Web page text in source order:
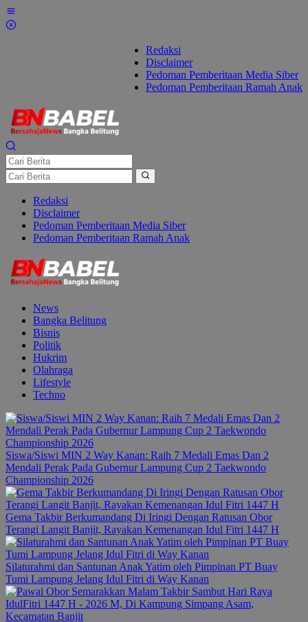
Lewati
ke
Redaksi
Disclaimer
Pedoman Pemberitaan Media Siber
Pedoman Pemberitaan Ramah Anak
Redaksi
Disclaimer
Pedoman Pemberitaan Media Siber
Pedoman Pemberitaan Ramah Anak
News
Bangka Belitung
Bisnis
Politik
Hukrim
Olahraga
Lifestyle
Techno
Siswa/Siswi MIN 2 Way Kanan: Raih 7 Medali Emas Dan 2
Mendali Perak Pada Gubernur Lampung Cup 2 Taekwondo
Championship 2026
Gema Takbir Berkumandang Di Iringi Dengan Ratusan Obor
Terangi Langit Banjit, Rayakan Kemenangan Idul Fitri 1447 H
Silaturahmi dan Santunan Anak Yatim oleh Pimpinan PT Buay
Tumi Lampung Jelang Idul Fitri di Way Kanan